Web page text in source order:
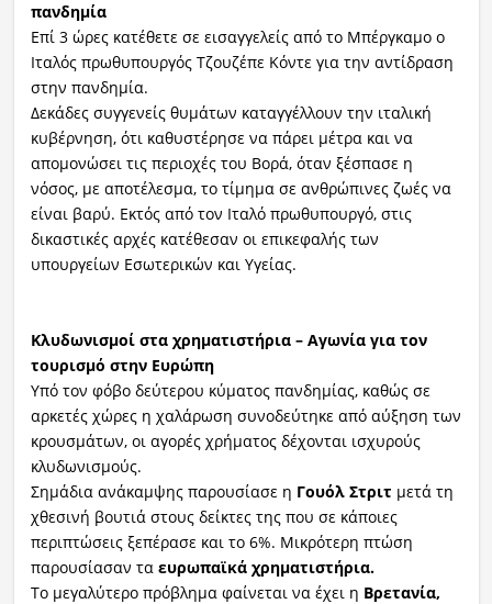
πανδημία
Επί 3 ώρες κατέθετε σε εισαγγελείς από το Μπέργκαμο ο
Ιταλός πρωθυπουργός Τζουζέπε Κόντε για την αντίδραση
στην πανδημία.
Δεκάδες συγγενείς θυμάτων καταγγέλλουν την ιταλική
κυβέρνηση, ότι καθυστέρησε να πάρει μέτρα και να
απομονώσει τις περιοχές του Βορά, όταν ξέσπασε η
νόσος, με αποτέλεσμα, το τίμημα σε ανθρώπινες ζωές να
είναι βαρύ. Εκτός από τον Ιταλό πρωθυπουργό, στις
δικαστικές αρχές κατέθεσαν οι επικεφαλής των
υπουργείων Εσωτερικών και Υγείας.
Κλυδωνισμοί στα χρηματιστήρια – Αγωνία για τον
τουρισμό στην Ευρώπη
Υπό τον φόβο δεύτερου κύματος πανδημίας, καθώς σε
αρκετές χώρες η χαλάρωση συνοδεύτηκε από αύξηση των
κρουσμάτων, οι αγορές χρήματος δέχονται ισχυρούς
κλυδωνισμούς.
Σημάδια ανάκαμψης παρουσίασε η Γουόλ Στριτ μετά τη
χθεσινή βουτιά στους δείκτες της που σε κάποιες
περιπτώσεις ξεπέρασε και το 6%. Μικρότερη πτώση
παρουσίασαν τα ευρωπαϊκά χρηματιστήρια.
Το μεγαλύτερο πρόβλημα φαίνεται να έχει η Βρετανία,